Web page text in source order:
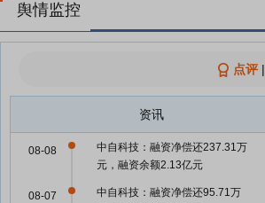
舆情监控
点评|
资讯
中自科技：融资净偿还237.31万
元，融资余额2.13亿元
08-08
中自科技：融资净偿还95.71万
08-07